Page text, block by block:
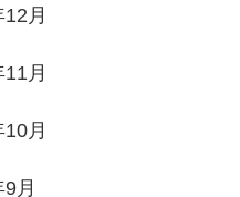
月
月
月
月